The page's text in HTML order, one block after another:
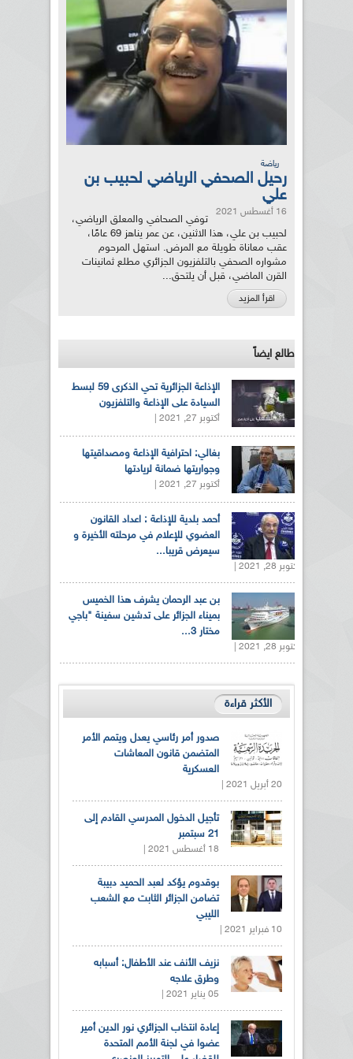
رياضة
رحيل الصحفي الرياضي لحبيب بن
علي
16 أغسطس 2021
توفي الصحافي والمعلق الرياضي،
لحبيب بن علي، هذا الاثنين، عن عمر يناهز 69 عامًا،
عقب معاناة طويلة مع المرض. استهل المرحوم
مشواره الصحفي بالتلفزيون الجزائري مطلع ثمانينات
القرن الماضي، قبل أن يلتحق...
اقرأ المزيد
طالع ايضاً
الإذاعة الجزائرية تحي الذكرى 59 لبسط
السيادة على الإذاعة والتلفزيون
أكتوبر 27, 2021 |
بغالي: احترافية الإذاعة ومصداقيتها
وجواريتها ضمانة لريادتها
أكتوبر 27, 2021 |
أحمد بلدية للإذاعة : اعداد القانون
العضوي للإعلام في مرحلته الأخيرة و
سيعرض قريبا...
أكتوبر 28, 2021 |
بن عبد الرحمان يشرف هذا الخميس
بميناء الجزائر على تدشين سفينة "باجي
مختار 3...
أكتوبر 28, 2021 |
الأكثر قراءة
صدور أمر رئاسي يعدل ويتمم الأمر
المتضمن قانون المعاشات
العسكرية
20 أبريل 2021 |
تأجيل الدخول المدرسي القادم إلى
21 سبتمبر
18 أغسطس 2021 |
بوقدوم يؤكد لعبد الحميد دبيبة
تضامن الجزائر الثابت مع الشعب
الليبي
10 فبراير 2021 |
نزيف الأنف عند الأطفال: أسبابه
وطرق علاجه
05 يناير 2021 |
إعادة انتخاب الجزائري نور الدين أمير
عضوا في لجنة الأمم المتحدة